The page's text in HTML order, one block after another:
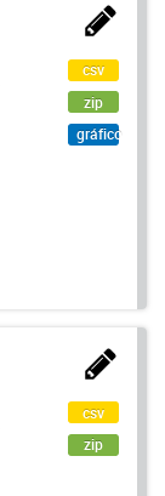
csv
zip
gráfico
csv
zip